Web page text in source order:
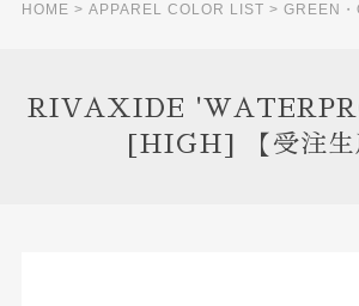
HOME > APPAREL COLOR LIST > GREEN
RIVAXIDE
[HIGH] 【受注生